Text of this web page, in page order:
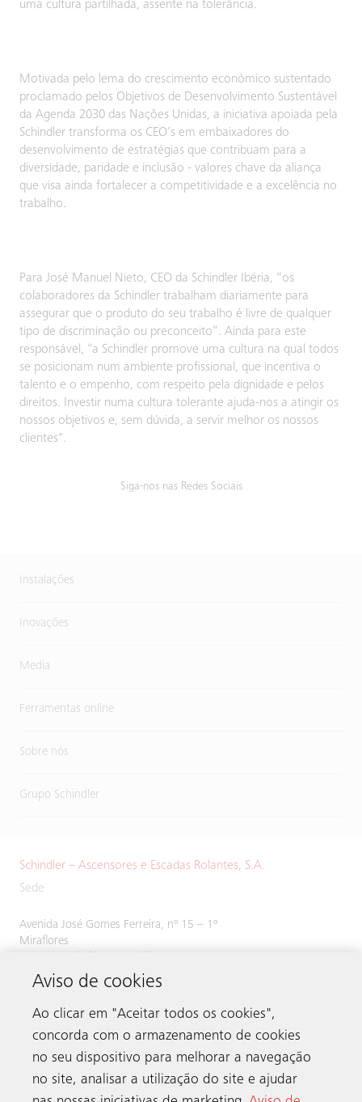
uma cultura partilhada, assente na tolerância.
Motivada pelo lema do crescimento económico sustentado
proclamado pelos Objetivos de Desenvolvimento Sustentável
da Agenda 2030 das Nações Unidas, a iniciativa apoiada pela
Schindler transforma os CEO’s em embaixadores do
desenvolvimento de estratégias que contribuam para a
diversidade, paridade e inclusão - valores chave da aliança
que visa ainda fortalecer a competitividade e a excelência no
trabalho.
Para José Manuel Nieto, CEO da Schindler Ibéria, “os
colaboradores da Schindler trabalham diariamente para
assegurar que o produto do seu trabalho é livre de qualquer
tipo de discriminação ou preconceito”. Ainda para este
responsável, “a Schindler promove uma cultura na qual todos
se posicionam num ambiente profissional, que incentiva o
talento e o empenho, com respeito pela dignidade e pelos
direitos. Investir numa cultura tolerante ajuda-nos a atingir os
nossos objetivos e, sem dúvida, a servir melhor os nossos
clientes".
Siga-nos nas Redes Sociais
Instalações
Inovações
Media
Ferramentas online
Sobre nós
Grupo Schindler
Schindler – Ascensores e Escadas Rolantes, S.A.
Sede
Avenida José Gomes Ferreira, nº 15 – 1º
Miraflores
Tel: 214 243 800
Contacto
Aviso de cookies
Ao clicar em "Aceitar todos os cookies",
concorda com o armazenamento de cookies
no seu dispositivo para melhorar a navegação
no site, analisar a utilização do site e ajudar